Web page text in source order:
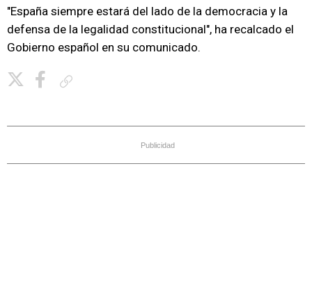
"España siempre estará del lado de la democracia y la
defensa de la legalidad constitucional", ha recalcado el
Gobierno español en su comunicado.
Publicidad